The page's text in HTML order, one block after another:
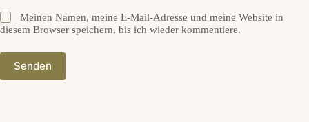
Meinen Namen, meine E-Mail-Adresse und meine Website in
diesem Browser speichern, bis ich wieder kommentiere.
Senden